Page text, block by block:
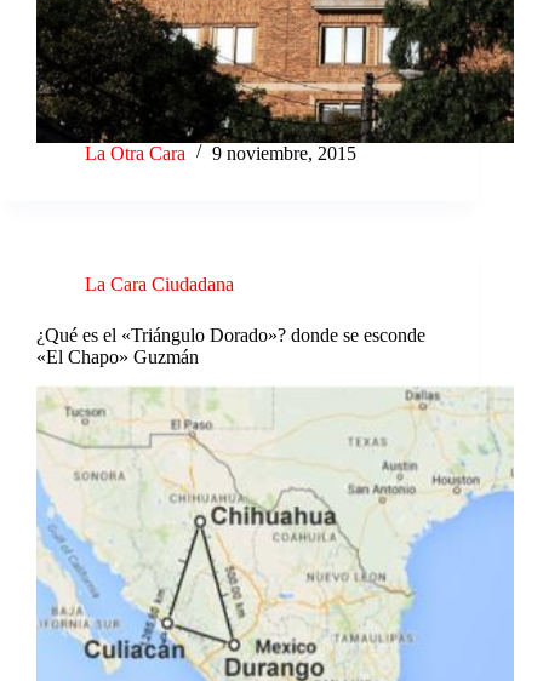
La Otra Cara 9 noviembre, 2015
La Cara Ciudadana
¿Qué es el «Triángulo Dorado»? donde se esconde
«El Chapo» Guzmán